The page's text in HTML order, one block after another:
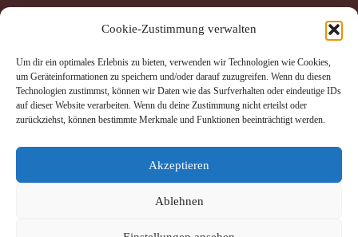
Cookie-Zustimmung verwalten
Um dir ein optimales Erlebnis zu bieten, verwenden wir Technologien wie Cookies,
um Geräteinformationen zu speichern und/oder darauf zuzugreifen. Wenn du diesen
Technologien zustimmst, können wir Daten wie das Surfverhalten oder eindeutige IDs
auf dieser Website verarbeiten. Wenn du deine Zustimmung nicht erteilst oder
zurückziehst, können bestimmte Merkmale und Funktionen beeinträchtigt werden.
Akzeptieren
Ablehnen
Ich habe dieDatenschutzerklärunggelesen und akzeptiere
Datenschutzerklärung
Ich akzeptiere die Datenschutzerklärung.